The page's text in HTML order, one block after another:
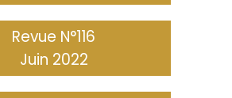
Revue N°116
Juin 2022